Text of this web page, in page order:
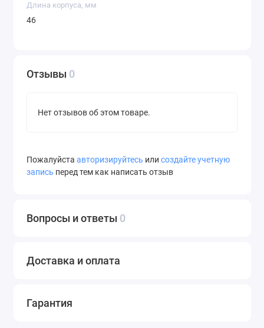
Длина корпуса, мм
46
Отзывы 0
Нет отзывов об этом товаре.
Пожалуйста авторизируйтесь или создайте учетную
запись перед тем как написать отзыв
Вопросы и ответы 0
Доставка и оплата
Гарантия